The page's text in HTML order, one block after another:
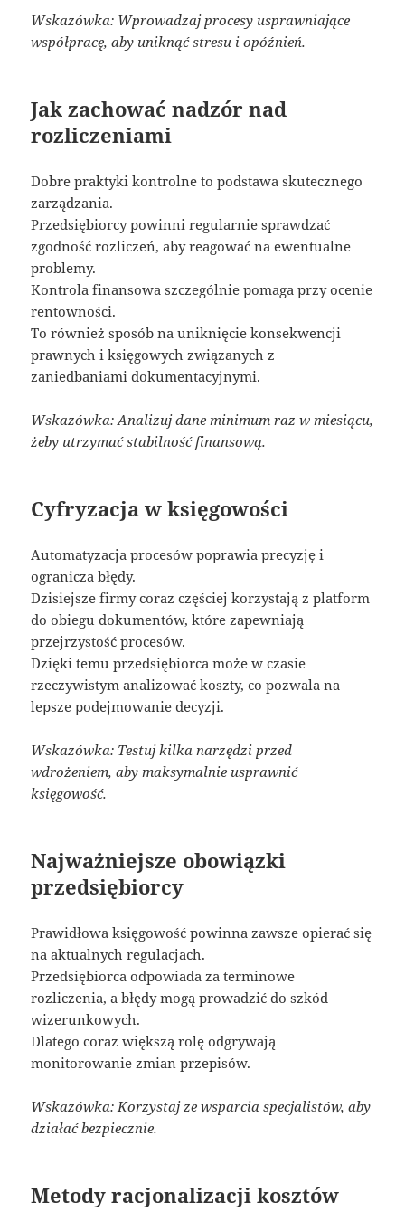
Wskazówka: Wprowadzaj procesy usprawniające
współpracę, aby uniknąć stresu i opóźnień.
Jak zachować nadzór nad
rozliczeniami
Dobre praktyki kontrolne to podstawa skutecznego
zarządzania.
Przedsiębiorcy powinni regularnie sprawdzać
zgodność rozliczeń, aby reagować na ewentualne
problemy.
Kontrola finansowa szczególnie pomaga przy ocenie
rentowności.
To również sposób na uniknięcie konsekwencji
prawnych i księgowych związanych z
zaniedbaniami dokumentacyjnymi.
Wskazówka: Analizuj dane minimum raz w miesiącu,
żeby utrzymać stabilność finansową.
Cyfryzacja w księgowości
Automatyzacja procesów poprawia precyzję i
ogranicza błędy.
Dzisiejsze firmy coraz częściej korzystają z platform
do obiegu dokumentów, które zapewniają
przejrzystość procesów.
Dzięki temu przedsiębiorca może w czasie
rzeczywistym analizować koszty, co pozwala na
lepsze podejmowanie decyzji.
Wskazówka: Testuj kilka narzędzi przed
wdrożeniem, aby maksymalnie usprawnić
księgowość.
Najważniejsze obowiązki
przedsiębiorcy
Prawidłowa księgowość powinna zawsze opierać się
na aktualnych regulacjach.
Przedsiębiorca odpowiada za terminowe
rozliczenia, a błędy mogą prowadzić do szkód
wizerunkowych.
Dlatego coraz większą rolę odgrywają
monitorowanie zmian przepisów.
Wskazówka: Korzystaj ze wsparcia specjalistów, aby
działać bezpiecznie.
Metody racjonalizacji kosztów